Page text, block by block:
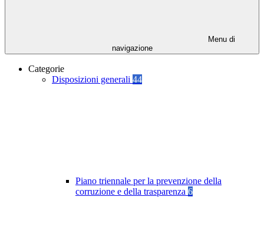
Menu di
navigazione
Categorie
Disposizioni generali 44
Piano triennale per la prevenzione della
corruzione e della trasparenza 6